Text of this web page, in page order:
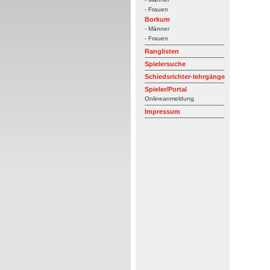
- Frauen
Borkum
- Männer
- Frauen
Ranglisten
Spielersuche
Schiedsrichter-lehrgänge
Spieler/Portal
Onlineanmeldung
Impressum